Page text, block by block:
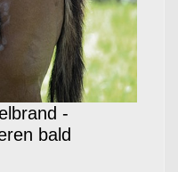
-
bald